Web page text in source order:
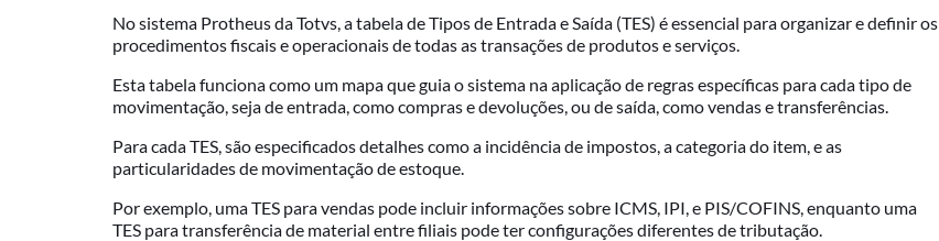
No sistema Protheus da Totvs, a tabela de Tipos de Entrada e Saída (TES) é essencial para organizar e definir os
procedimentos fiscais e operacionais de todas as transações de produtos e serviços.
Esta tabela funciona como um mapa que guia o sistema na aplicação de regras específicas para cada tipo de
movimentação, seja de entrada, como compras e devoluções, ou de saída, como vendas e transferências.
Para cada TES, são especificados detalhes como a incidência de impostos, a categoria do item, e as
particularidades de movimentação de estoque.
Por exemplo, uma TES para vendas pode incluir informações sobre ICMS, IPI, e PIS/COFINS, enquanto uma
TES para transferência de material entre filiais pode ter configurações diferentes de tributação.